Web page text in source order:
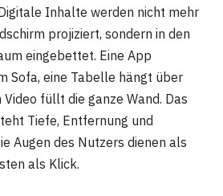
Inhalte werden nicht mehr
projiziert, sondern in den
eingebettet. Eine App
Sofa, eine Tabelle hängt über
füllt die ganze Wand. Das
Tiefe, Entfernung und
Augen des Nutzers dienen als
als Klick.